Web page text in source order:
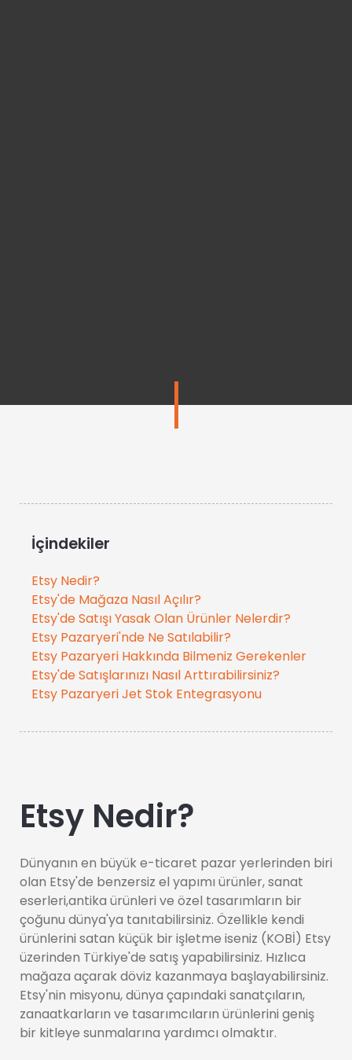
İçindekiler
Etsy Nedir?
Etsy'de Mağaza Nasıl Açılır?
Etsy'de Satışı Yasak Olan Ürünler Nelerdir?
Etsy Pazaryeri'nde Ne Satılabilir?
Etsy Pazaryeri Hakkında Bilmeniz Gerekenler
Etsy'de Satışlarınızı Nasıl Arttırabilirsiniz?
Etsy Pazaryeri Jet Stok Entegrasyonu
Etsy Nedir?
Dünyanın en büyük e-ticaret pazar yerlerinden biri
olan Etsy'de benzersiz el yapımı ürünler, sanat
eserleri,antika ürünleri ve özel tasarımların bir
çoğunu dünya'ya tanıtabilirsiniz. Özellikle kendi
ürünlerini satan küçük bir işletme iseniz (KOBİ) Etsy
üzerinden Türkiye'de satış yapabilirsiniz. Hızlıca
mağaza açarak döviz kazanmaya başlayabilirsiniz.
Etsy'nin misyonu, dünya çapındaki sanatçıların,
zanaatkarların ve tasarımcıların ürünlerini geniş
bir kitleye sunmalarına yardımcı olmaktır.